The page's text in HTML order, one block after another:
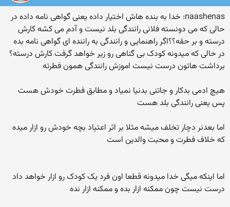
naashenas: خدا به بنده هاش اختیار داده یعنی گواهی نامه داده در
حالی که می دونسته فلانی رانندگی بلد نیست و آدم می کشه کارش
درسته و بر حقه؟؟اگر راهنمایی و رانندگی به راننده ای گواهی نامه بده
در حالی که میدونه کودک بی گناهی رو زیر خواهد گرفت کارش درسته؟
برداشت هاتون درست نیست اموزش رانندگی همون فطرته
هیچ ادمی بدکار و جاتنی بدنیا نمیاد و مطابق فطرت خودش هست
پس یعنی رانندگی بلد هست
اما بعدنر دچار تخلف میشه مثلا بر اثر اعتیاد بچه خودش رو ازار میده
که خلاف فطرت و محبت والدین است
اما اینکه میگی خدا میدونه قطعا اون فرد یک کودک رو ازار خواهد داد
درست نیست چون ممکنه ازار بده و ممکنه ازار نده